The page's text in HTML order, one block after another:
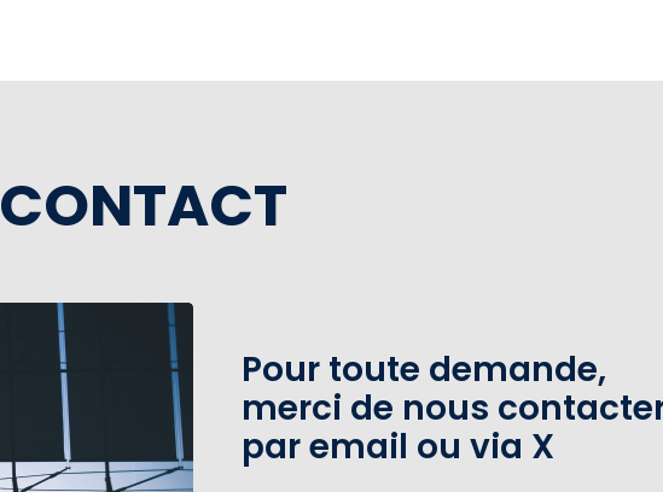
CONTACT
Pour toute demande,
merci de nous
par email ou via X